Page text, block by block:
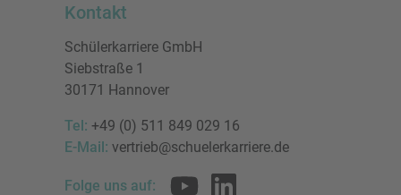
Kontakt
Schülerkarriere GmbH
Siebstraße 1
30171 Hannover
Tel: +49 (0) 511 849 029 16
E-Mail: vertrieb@schuelerkarriere.de
Folge uns auf: